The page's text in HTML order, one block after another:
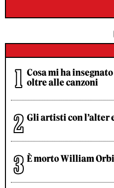
Cosa mi ha
oltre alle canzoni
Gli artisti con l’alter
È morto William